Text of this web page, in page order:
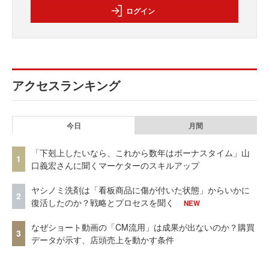
ログイン
アクセスランキング
今日 月間
1
「下剋上したいなら、これから数年はボーナスタイム」山
口義宏さんに聞くマーケターのスキルアップ
2
ヤシノミ洗剤は「看板商品に傷が付いた状態」からいかに
復活したのか？戦略とプロセスを聞く
NEW
3
なぜショート動画の「CM流用」は成果が出ないのか？購買
データが示す、店頭売上を動かす条件